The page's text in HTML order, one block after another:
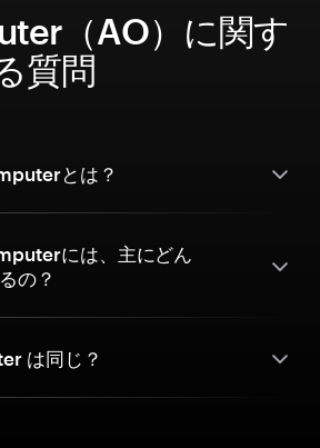
（AO）に関す
質問
とは？
には、主にどん
の？
は同じ？